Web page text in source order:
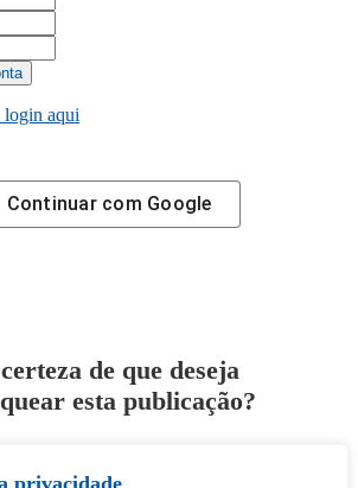
privacidade
login aqui
Continuar com Google
de que deseja
esta publicação?